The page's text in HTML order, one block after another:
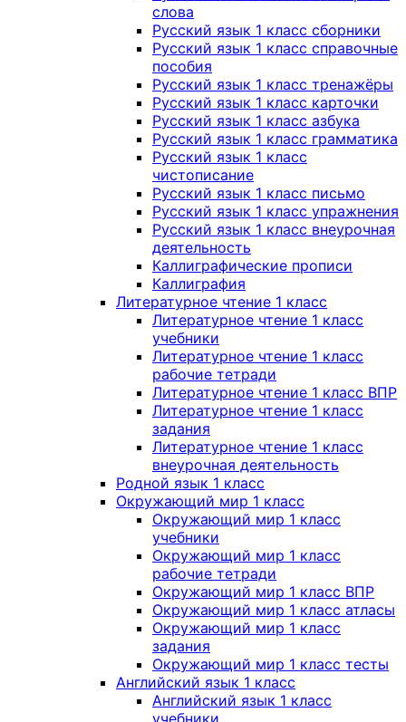
слова
Русский язык 1 класс сборники
Русский язык 1 класс справочные
пособия
Русский язык 1 класс тренажёры
Русский язык 1 класс карточки
Русский язык 1 класс азбука
Русский язык 1 класс грамматика
Русский язык 1 класс
чистописание
Русский язык 1 класс письмо
Русский язык 1 класс упражнения
Русский язык 1 класс внеурочная
деятельность
Каллиграфические прописи
Каллиграфия
Литературное чтение 1 класс
Литературное чтение 1 класс
учебники
Литературное чтение 1 класс
рабочие тетради
Литературное чтение 1 класс ВПР
Литературное чтение 1 класс
задания
Литературное чтение 1 класс
внеурочная деятельность
Родной язык 1 класс
Окружающий мир 1 класс
Окружающий мир 1 класс
учебники
Окружающий мир 1 класс
рабочие тетради
Окружающий мир 1 класс ВПР
Окружающий мир 1 класс атласы
Окружающий мир 1 класс
задания
Окружающий мир 1 класс тесты
Английский язык 1 класс
Английский язык 1 класс
учебники